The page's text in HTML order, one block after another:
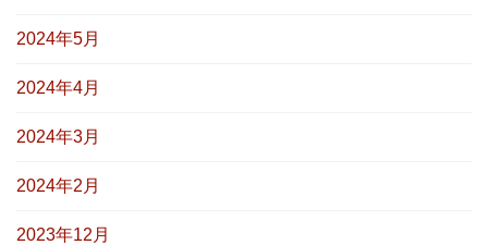
2024年5月
2024年4月
2024年3月
2024年2月
2023年12月